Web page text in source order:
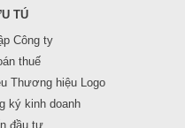
TÚ
Công ty
thuế
Thương hiệu Logo
ký kinh doanh
đầu tư